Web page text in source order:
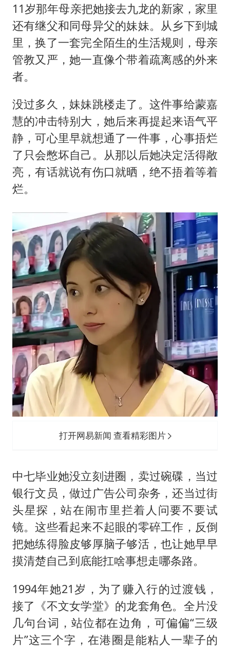
11岁那年母亲把她接去九龙的新家，家里
还有继父和同母异父的妹妹。从乡下到城
里，换了一套完全陌生的生活规则，母亲
管教又严，她一直像个带着疏离感的外来
者。
没过多久，妹妹跳楼走了。这件事给蒙嘉
慧的冲击特别大，她后来再提起来语气平
静，可心里早就想通了一件事，心事捂烂
了只会憋坏自己。从那以后她决定活得敞
亮，有话就说有伤口就晒，绝不捂着等着
烂。
打开网易新闻 查看精彩图片
中七毕业她没立刻进圈，卖过碗碟，当过
银行文员，做过广告公司杂务，还当过街
头星探，站在闹市里拦着人问要不要试
镜。这些看起来不起眼的零碎工作，反倒
把她练得脸皮够厚脑子够活，也让她早早
摸清楚自己到底能扛啥事想走哪条路。
1994年她21岁，为了赚入行的过渡钱，
接了《不文女学堂》的龙套角色。全片没
几句台词，站位都在边角，可偏偏“三级
片”这三个字，在港圈是能粘人一辈子的